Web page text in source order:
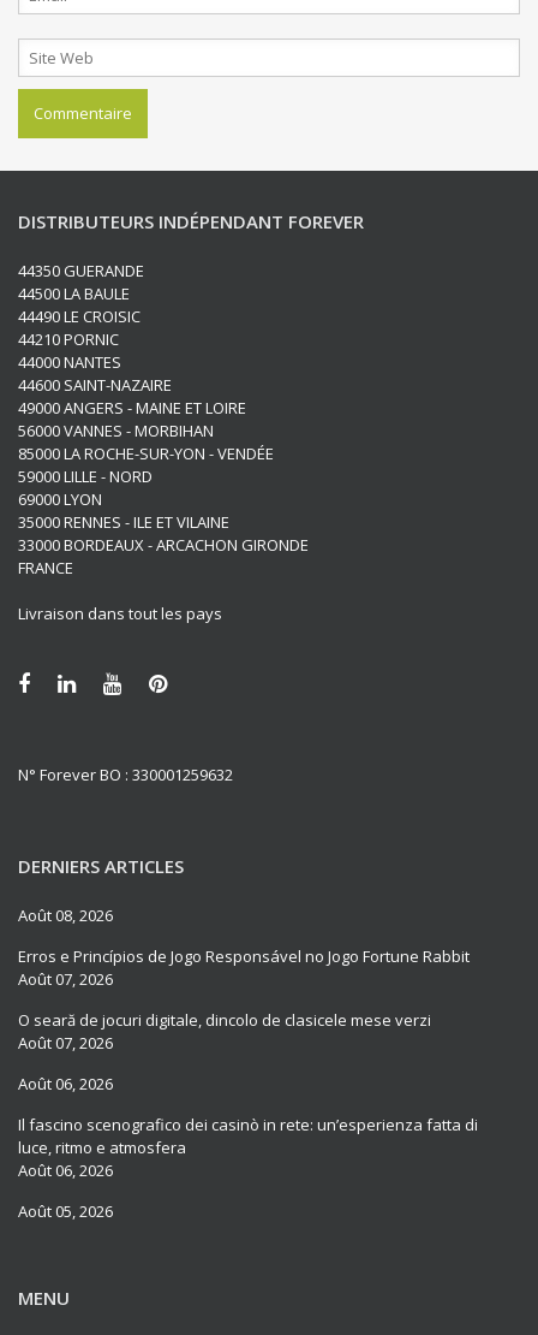
DISTRIBUTEURS INDÉPENDANT FOREVER
44350 GUERANDE
44500 LA BAULE
44490 LE CROISIC
44210 PORNIC
44000 NANTES
44600 SAINT-NAZAIRE
49000 ANGERS - MAINE ET LOIRE
56000 VANNES - MORBIHAN
85000 LA ROCHE-SUR-YON - VENDÉE
59000 LILLE - NORD
69000 LYON
35000 RENNES - ILE ET VILAINE
33000 BORDEAUX - ARCACHON GIRONDE
FRANCE
Livraison dans tout les pays
N° Forever BO : 330001259632
DERNIERS ARTICLES
Août 08, 2026
Erros e Princípios de Jogo Responsável no Jogo Fortune Rabbit
Août 07, 2026
O seară de jocuri digitale, dincolo de clasicele mese verzi
Août 07, 2026
Août 06, 2026
Il fascino scenografico dei casinò in rete: un’esperienza fatta di
luce, ritmo e atmosfera
Août 06, 2026
Août 05, 2026
MENU